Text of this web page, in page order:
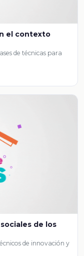
el contexto
de técnicas para
de los
de innovación y